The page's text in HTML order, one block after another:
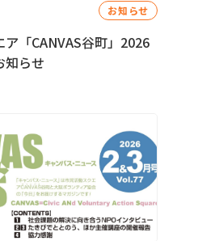
お知らせ
「CANVAS谷町」2026
知らせ